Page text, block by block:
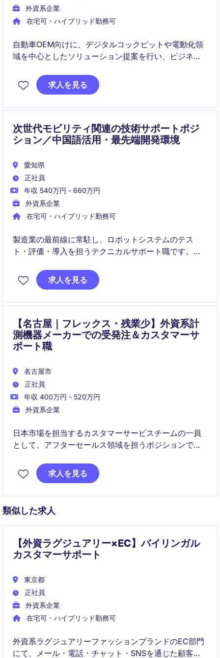
外資系企業
在宅可・ハイブリッド勤務可
自動車OEM向けに、デジタルコックピットや電動化領
域を中心としたソリューション提案を行い、ビジネス
顧客理解と市場分析を基に、戦略立案から受注獲得
求人を見る
次世代モビリティ関連の技術サポートポジ
ション／中国語活用・最先端開発環境
愛知県
正社員
年収 540万円 - 660万円
外資系企業
在宅可・ハイブリッド勤務可
製造業の最前線に常駐し、ロボットシステムのテス
ト・評価・導入を担うテクニカルサポート職です。
単なる保守ではなく、「この人がいないと回らない」
技術的ハブとして活躍いただきます。
求人を見る
【名古屋｜フレックス・残業少】外資系計
測機器メーカーでの受発注＆カスタマーサ
ポート職
名古屋市
正社員
年収 400万円 - 520万円
外資系企業
日本市場を担当するカスタマーサービスチームの一員
として、アフターセールス領域を担うポジションで
技術チームや海外拠点と連携しながら、顧客満足度の
向上を支える役割が期待されています。
携しながら着実に業務に取り組める環境です。
求人を見る
類似した求人
【外資ラグジュアリー×EC】バイリンガル
カスタマーサポート
東京都
正社員
外資系企業
在宅可・ハイブリッド勤務可
外資系ラグジュアリーファッションブランドのEC部門
にて、メール・電話・チャット・SNSを通じた顧客対